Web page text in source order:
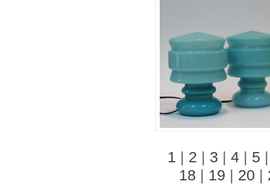
1 2 3 4 5
18
19 20